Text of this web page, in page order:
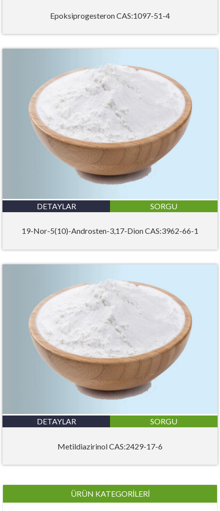
Epoksiprogesteron CAS:1097-51-4
DETAYLAR SORGU
19-Nor-5(10)-Androsten-3,17-Dion CAS:3962-66-1
DETAYLAR SORGU
Metildiazirinol CAS:2429-17-6
ÜRÜN KATEGORILERI